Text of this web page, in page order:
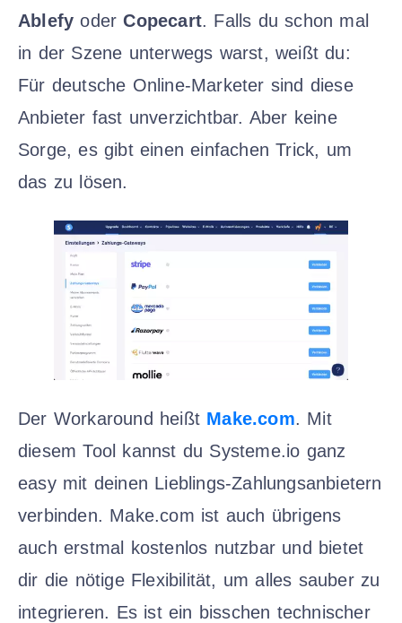
Ablefy oderCopecart. Falls du schon mal
in der Szene unterwegs warst, weißt du:
Für deutsche Online-Marketer sind diese
Anbieter fast unverzichtbar. Aber keine
Sorge, es gibt einen einfachen Trick, um
das zu lösen.
Der Workaround heißt Make.com. Mit
diesem Tool kannst du Systeme.io ganz
easy mit deinen Lieblings-Zahlungsanbietern
verbinden. Make.com ist auch übrigens
auch erstmal kostenlos nutzbar und bietet
dir die nötige Flexibilität, um alles sauber zu
integrieren. Es ist ein bisschen technischer